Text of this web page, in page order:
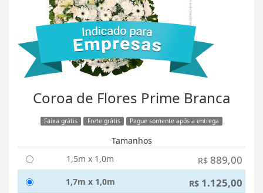
Coroa de Flores Prime Branca
Faixa grátis Frete grátis Pague somente após a entrega
Tamanhos
1,5m x 1,0m
R$ 889,00
1,7m x 1,0m R$ 1.125,00